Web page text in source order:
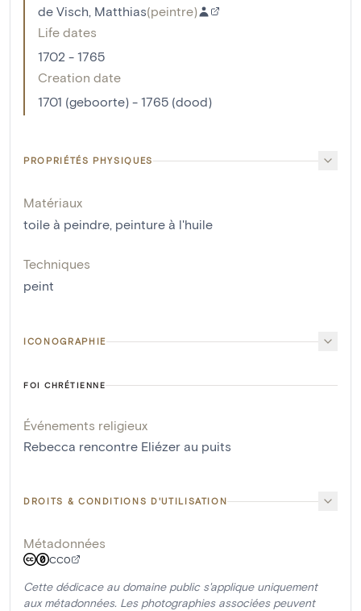
de Visch, Matthias(peintre)
Life dates
1702 - 1765
Creation date
1701 (geboorte) - 1765 (dood)
PROPRIÉTÉS PHYSIQUES
Matériaux
toile à peindre, peinture à l'huile
Techniques
peint
ICONOGRAPHIE
FOI CHRÉTIENNE
Événements religieux
Rebecca rencontre Eliézer au puits
DROITS & CONDITIONS D'UTILISATION
Métadonnées
CC0
Cette dédicace au domaine public s'applique uniquement
aux métadonnées. Les photographies associées peuvent